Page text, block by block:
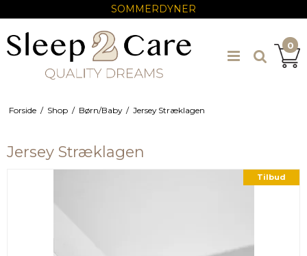
SOMMERDYNER
0
Forside / Shop / Børn/Baby / Jersey Stræklagen
Jersey Stræklagen
Tilbud